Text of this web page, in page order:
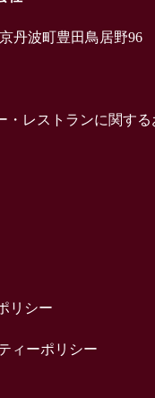
丹波町豊田鳥居野96
・レストランに関す
リシー
ィーポリシー